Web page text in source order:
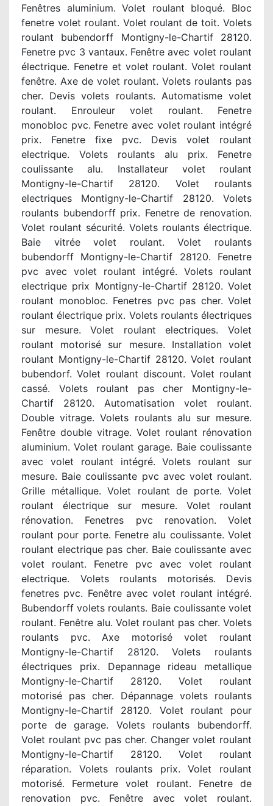
Fenêtres aluminium. Volet roulant bloqué. Bloc
fenetre volet roulant. Volet roulant de toit. Volets
roulant bubendorff Montigny-le-Chartif 28120.
Fenetre pvc 3 vantaux. Fenêtre avec volet roulant
électrique. Fenetre et volet roulant. Volet roulant
fenêtre. Axe de volet roulant. Volets roulants pas
cher. Devis volets roulants. Automatisme volet
roulant. Enrouleur volet roulant. Fenetre
monobloc pvc. Fenetre avec volet roulant intégré
prix. Fenetre fixe pvc. Devis volet roulant
electrique. Volets roulants alu prix. Fenetre
coulissante alu. Installateur volet roulant
Montigny-le-Chartif 28120. Volet roulants
electriques Montigny-le-Chartif 28120. Volets
roulants bubendorff prix. Fenetre de renovation.
Volet roulant sécurité. Volets roulants électrique.
Baie vitrée volet roulant. Volet roulants
bubendorff Montigny-le-Chartif 28120. Fenetre
pvc avec volet roulant intégré. Volets roulant
electrique prix Montigny-le-Chartif 28120. Volet
roulant monobloc. Fenetres pvc pas cher. Volet
roulant électrique prix. Volets roulants électriques
sur mesure. Volet roulant electriques. Volet
roulant motorisé sur mesure. Installation volet
roulant Montigny-le-Chartif 28120. Volet roulant
bubendorf. Volet roulant discount. Volet roulant
cassé. Volets roulant pas cher Montigny-le-
Chartif 28120. Automatisation volet roulant.
Double vitrage. Volets roulants alu sur mesure.
Fenêtre double vitrage. Volet roulant rénovation
aluminium. Volet roulant garage. Baie coulissante
avec volet roulant intégré. Volets roulant sur
mesure. Baie coulissante pvc avec volet roulant.
Grille métallique. Volet roulant de porte. Volet
roulant électrique sur mesure. Volet roulant
rénovation. Fenetres pvc renovation. Volet
roulant pour porte. Fenetre alu coulissante. Volet
roulant electrique pas cher. Baie coulissante avec
volet roulant. Fenetre pvc avec volet roulant
electrique. Volets roulants motorisés. Devis
fenetres pvc. Fenêtre avec volet roulant intégré.
Bubendorff volets roulants. Baie coulissante volet
roulant. Fenêtre alu. Volet roulant pas cher. Volets
roulants pvc. Axe motorisé volet roulant
Montigny-le-Chartif 28120. Volets roulants
électriques prix. Depannage rideau metallique
Montigny-le-Chartif 28120. Volet roulant
motorisé pas cher. Dépannage volets roulants
Montigny-le-Chartif 28120. Volet roulant pour
porte de garage. Volets roulants bubendorff.
Volet roulant pvc pas cher. Changer volet roulant
Montigny-le-Chartif 28120. Volet roulant
réparation. Volets roulants prix. Volet roulant
motorisé. Fermeture volet roulant. Fenetre de
renovation pvc. Fenêtre avec volet roulant.